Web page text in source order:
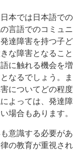
本では日本語での
言語でのコミュニ
達障害を持つ子ど
な障害となること
に触れる機会を増
なるでしょう。ま
についてどの程度
よっては、発達障
場合もあります。
意識する必要があ
の教育が重視され